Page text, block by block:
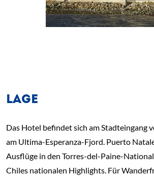
LAGE
Das Hotel befindet sich am Stadteingang
am Ultima-Esperanza-Fjord. Puerto
Ausflüge in den Torres-del-Paine-
Chiles nationalen Highlights. Für